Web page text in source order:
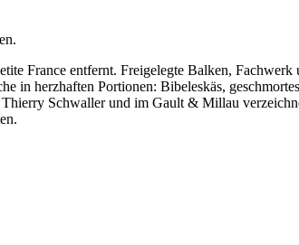
France entfernt. Freigelegte Balken,
in herzhaften Portionen: Bibeleskäs,
Schwaller und im Gault & Millau